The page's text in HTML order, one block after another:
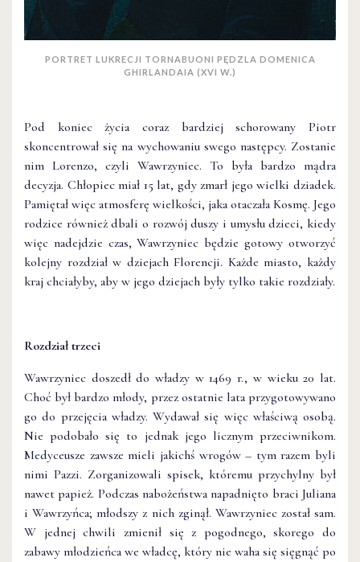
PORTRET LUKRECJI TORNABUONI PĘDZLA DOMENICA
GHIRLANDAIA (XVI W.)
Pod koniec życia coraz bardziej schorowany Piotr
skoncentrował się na wychowaniu swego następcy. Zostanie
nim Lorenzo, czyli Wawrzyniec. To była bardzo mądra
decyzja. Chłopiec miał 15 lat, gdy zmarł jego wielki dziadek.
Pamiętał więc atmosferę wielkości, jaka otaczała Kosmę. Jego
rodzice również dbali o rozwój duszy i umysłu dzieci, kiedy
więc nadejdzie czas, Wawrzyniec będzie gotowy otworzyć
kolejny rozdział w dziejach Florencji. Każde miasto, każdy
kraj chciałyby, aby w jego dziejach były tylko takie rozdziały.
Rozdział trzeci
Wawrzyniec doszedł do władzy w 1469 r., w wieku 20 lat.
Choć był bardzo młody, przez ostatnie lata przygotowywano
go do przejęcia władzy. Wydawał się więc właściwą osobą.
Nie podobało się to jednak jego licznym przeciwnikom.
Medyceusze zawsze mieli jakichś wrogów – tym razem byli
nimi Pazzi. Zorganizowali spisek, któremu przychylny był
nawet papież. Podczas nabożeństwa napadnięto braci Juliana
i Wawrzyńca; młodszy z nich zginął. Wawrzyniec został sam.
W jednej chwili zmienił się z pogodnego, skorego do
zabawy młodzieńca we władcę, który nie waha się sięgnąć po